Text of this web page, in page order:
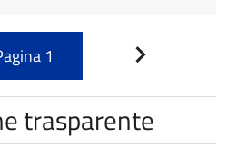
1
trasparente